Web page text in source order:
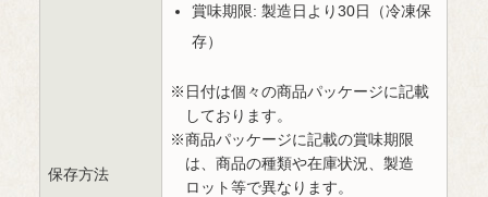
保存方法
賞味期限: 製造日より30日（冷凍保
存）
日付は個々の商品パッケージに記載
しております。
商品パッケージに記載の賞味期限
は、商品の種類や在庫状況、製造
ロット等で異なります。